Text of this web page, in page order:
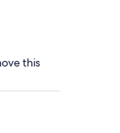
this